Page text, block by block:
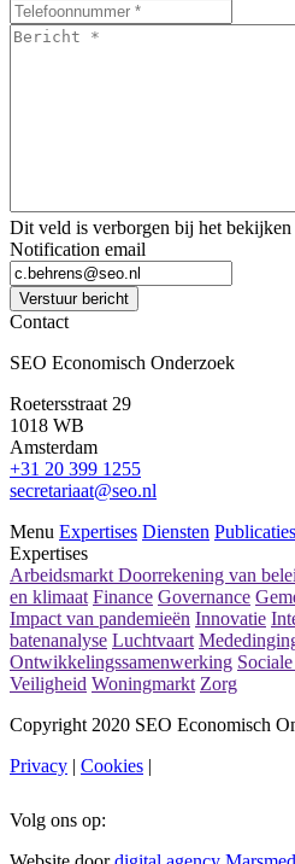
Bericht
Dit veld is verborgen bij het
Notification email
Verstuur bericht
Contact
SEO Economisch Onderzoek
Roetersstraat 29
1018 WB
Amsterdam
+31 20 399 1255
secretariaat@seo.nl
Menu Expertises Diensten Publicaties
Expertises
Arbeidsmarkt Doorrekening van
en klimaat Finance Governance
Impact van pandemieën Innovatie
batenanalyse Luchtvaart
Ontwikkelingssamenwerking
Veiligheid Woningmarkt Zorg
Copyright 2020 SEO Economisch
Privacy | Cookies |
Volg ons op: